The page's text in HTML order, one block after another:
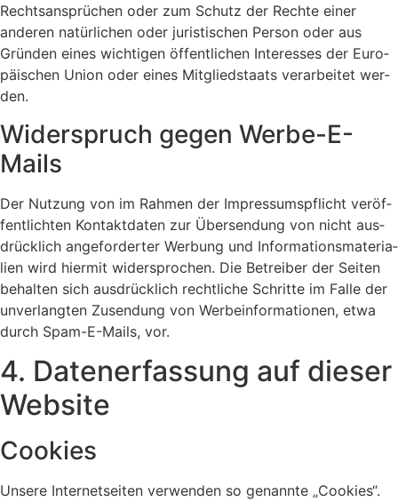
Rechts­an­sprü­chen oder zum Schutz der Rech­te einer
ande­ren natür­li­chen oder juris­ti­schen Per­son oder aus
Grün­den eines wich­ti­gen öffent­li­chen Inter­es­ses der Euro­
päi­schen Uni­on oder eines Mit­glied­staats ver­ar­bei­tet wer­
den.
Wider­spruch gegen Wer­be-E-
Mails
Der Nut­zung von im Rah­men der Impres­sums­pflicht ver­öf­
fent­lich­ten Kon­takt­da­ten zur Über­sen­dung von nicht aus­
drück­lich ange­for­der­ter Wer­bung und Infor­ma­ti­ons­ma­te­ria­
li­en wird hier­mit wider­spro­chen. Die Betrei­ber der Sei­ten
behal­ten sich aus­drück­lich recht­li­che Schrit­te im Fal­le der
unver­lang­ten Zusen­dung von Wer­be­infor­ma­tio­nen, etwa
durch Spam-E-Mails, vor.
4. Daten­er­fas­sung auf die­ser
Web­site
Coo­kies
Unse­re Inter­net­sei­ten ver­wen­den so genann­te „Coo­kies“.